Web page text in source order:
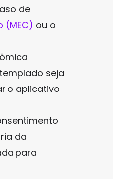
de
(MEC) ou o
seja
o aplicativo
da
para